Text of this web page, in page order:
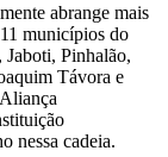
abrange mais
municípios do
Pinhalão,
Távora e
nessa cadeia.